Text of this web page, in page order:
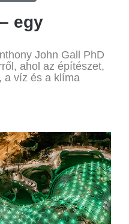
egy
John Gall PhD
ahol az építészet,
a víz és a klíma